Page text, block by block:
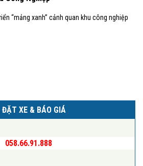
“mảng xanh” cảnh quan khu công nghiệp
ĐẶT XE & BÁO GIÁ
058.66.91.888